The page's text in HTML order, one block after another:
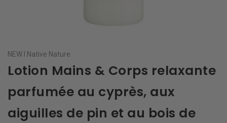
NEW I Native Nature
Lotion Mains & Corps relaxante
parfumée au cyprès, aux
aiguilles de pin et au bois de